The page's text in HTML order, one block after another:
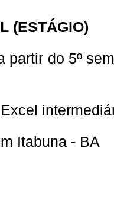
(ESTÁGIO)
partir do 5º
Itabuna - BA